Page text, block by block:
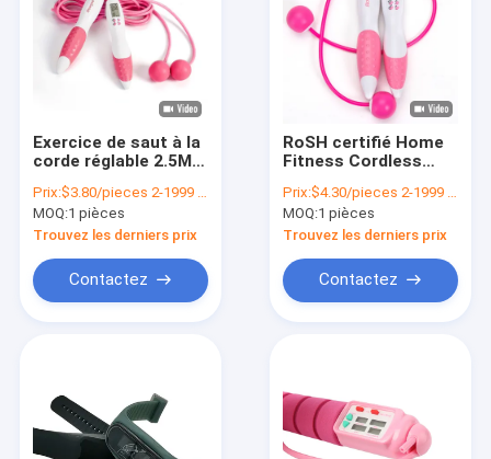
Exercice de saut à la
corde réglable 2.5M
pour l'exercice
aérobie à haute et
basse intensité JP-
100
Prix:$3.80/pieces 2-1999 pieces
MOQ:1 pièces
Trouvez les derniers prix
Contactez
RoSH certifié Home
Fitness Cordless
sans fil pour femme
adolescente
Prix:$4.30/pieces 2-1999 pieces
MOQ:1 pièces
Trouvez les derniers prix
Contactez